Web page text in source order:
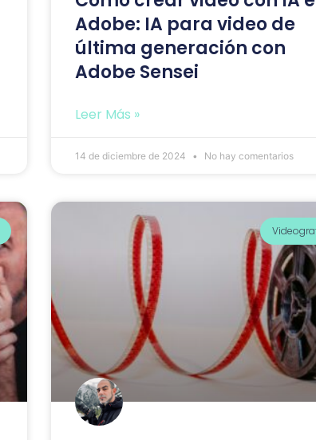
Adobe: IA para video de
última generación con
Adobe Sensei
Leer Más »
14 de diciembre de 2024 No hay comentarios